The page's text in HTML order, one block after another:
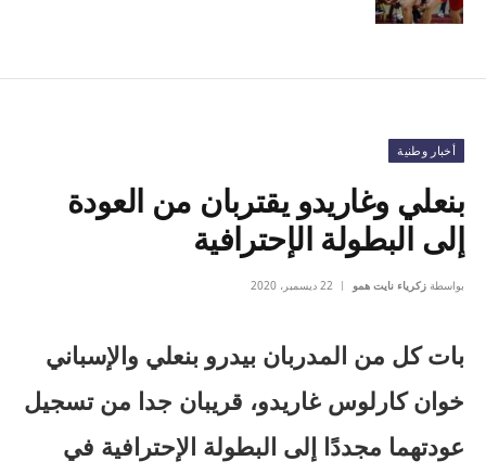
أخبار وطنية
بنعلي وغاريدو يقتربان من العودة
إلى البطولة الإحترافية
بواسطة زكرياء نايت همو 22 ديسمبر، 2020
بات كل من المدربان بيدرو بنعلي والإسباني
خوان كارلوس غاريدو، قريبان جدا من تسجيل
عودتهما مجددًا إلى البطولة الإحترافية في